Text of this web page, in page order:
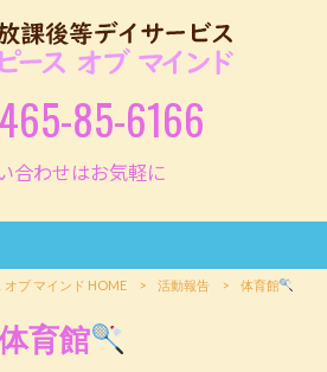
85-6166
合わせはお気軽に
ブ マインド HOME > 活動報告 > 体育館
育館